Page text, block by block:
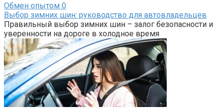
Обмен опытом 0
Выбор зимних шин: руководство для автовладельцев
Правильный выбор зимних шин – залог безопасности и
уверенности на дороге в холодное время